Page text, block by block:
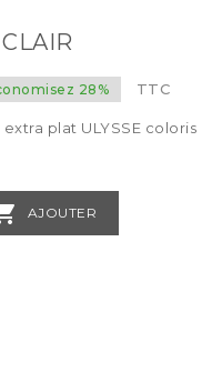
28% TTC
plat ULYSSE coloris
AJOUTER